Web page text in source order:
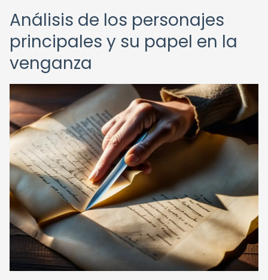
Análisis de los personajes
principales y su papel en la
venganza